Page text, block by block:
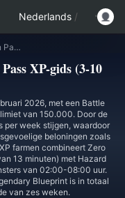
Nederlands /
Delta Force Morphosis Season Pass XP-gids (3-10 feb.)
XP-gids (3-10
2026, met een Battle
van 150.000. Door de
per week stijgen, waardoor
beloningen zoals
farmen combineert Zero
13 minuten) met Hazard
van 02:00-08:00 uur.
Blueprint is in totaal
van zes weken.